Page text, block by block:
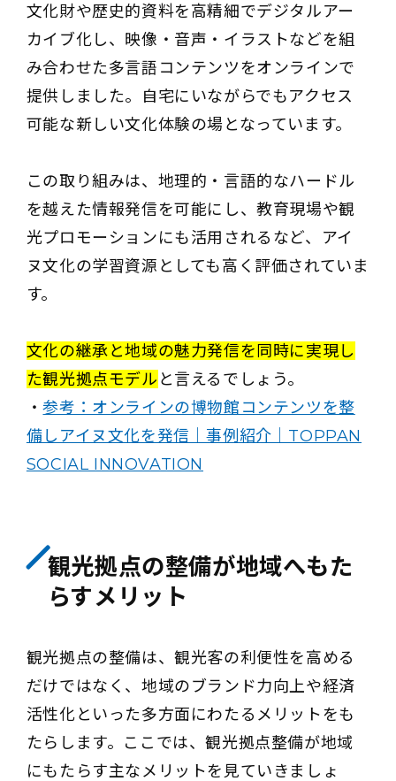
文化財や歴史的資料を高精細でデジタルアー
カイブ化し、映像・音声・イラストなどを組
み合わせた多言語コンテンツをオンラインで
提供しました。自宅にいながらでもアクセス
可能な新しい文化体験の場となっています。
この取り組みは、地理的・言語的なハードル
を越えた情報発信を可能にし、教育現場や観
光プロモーションにも活用されるなど、アイ
ヌ文化の学習資源としても高く評価されていま
す。
文化の継承と地域の魅力発信を同時に実現し
た観光拠点モデル と言えるでしょう。
・参考：オンラインの博物館コンテンツを整
備しアイヌ文化を発信｜事例紹介｜TOPPAN
SOCIAL INNOVATION
観光拠点の整備が地域へもた
らすメリット
観光拠点の整備は、観光客の利便性を高める
だけではなく、地域のブランド力向上や経済
活性化といった多方面にわたるメリットをも
たらします。ここでは、観光拠点整備が地域
にもたらす主なメリットを見ていきましょ